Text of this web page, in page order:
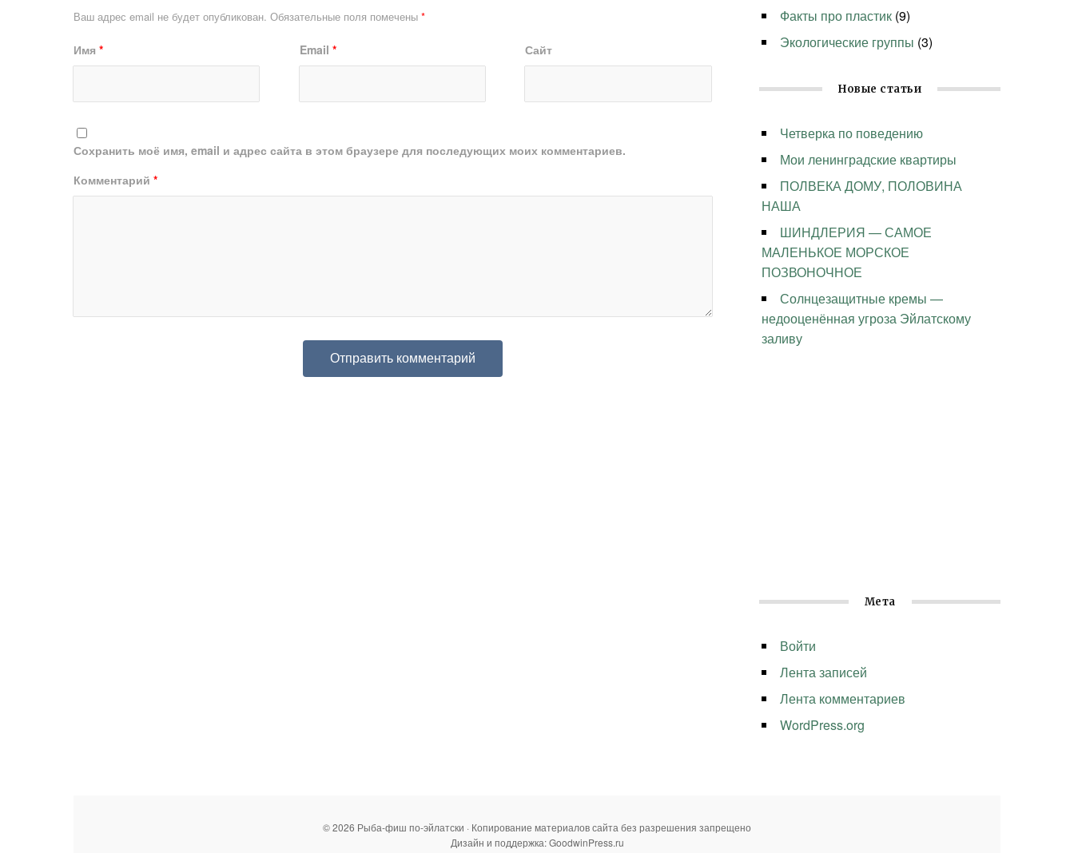
Ваш адрес email не будет опубликован. Обязательные поля помечены *
Имя * Email * Сайт
Сохранить моё имя, email и адрес сайта в этом браузере для последующих моих комментариев.
Комментарий *
Факты про пластик (9)
Экологические группы (3)
Новые статьи
Четверка по поведению
Мои ленинградские квартиры
ПОЛВЕКА ДОМУ, ПОЛОВИНА
НАША
ШИНДЛЕРИЯ — САМОЕ
МАЛЕНЬКОЕ МОРСКОЕ
ПОЗВОНОЧНОЕ
Солнцезащитные кремы —
недооценённая угроза Эйлатскому
заливу
Мета
Войти
Лента записей
Лента комментариев
WordPress.org
© 2026 Рыба-фиш по-эйлатски · Копирование материалов сайта без разрешения запрещено
Дизайн и поддержка: GoodwinPress.ru